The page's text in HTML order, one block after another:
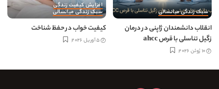
سبک زندگی میانسالی
انقلاب دانشمندان ژاپنی در درمان
زگیل تناسلی با قرص ahcc
10 ژوئن 2026
افزایش کیفیت زندگی
سبک زندگی میانسالی
کیفیت خواب در حفظ شناخت
5 آوریل 2026